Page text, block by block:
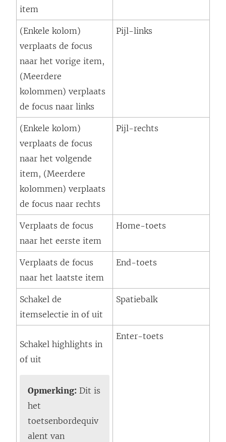
item
(Enkele kolom)
verplaats de focus
naar het vorige item,
(Meerdere
kolommen) verplaats
de focus naar links
Pijl-links
(Enkele kolom)
verplaats de focus
naar het volgende
item, (Meerdere
kolommen) verplaats
de focus naar rechts
Pijl-rechts
Verplaats de focus
naar het eerste item
Home-toets
Verplaats de focus
naar het laatste item
End-toets
Schakel de
itemselectie in of uit
Spatiebalk
Schakel highlights in
of uit
Opmerking: Dit is
het
toetsenbordequiv
alent van
Enter-toets